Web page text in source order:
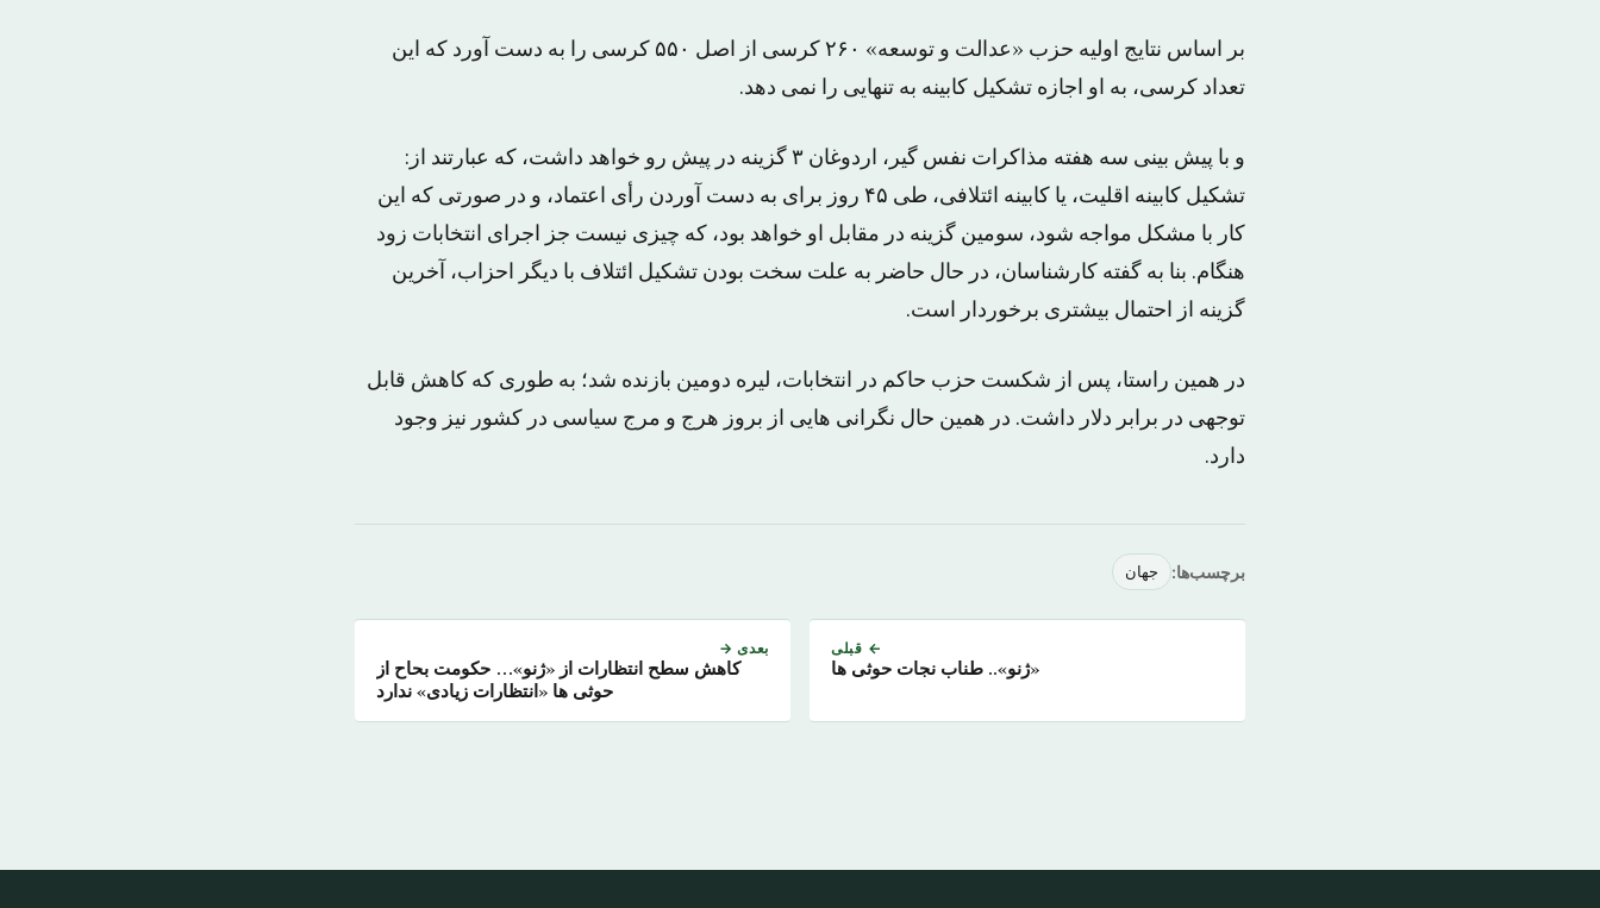
بر اساس نتایج اولیه حزب «عدالت و توسعه» ۲۶۰ کرسی از اصل ۵۵۰ کرسی را به دست آورد که این
تعداد کرسی، به او اجازه تشکیل کابینه به تنهایی را نمی دهد.
و با پیش بینی سه هفته مذاکرات نفس گیر، اردوغان ۳ گزینه در پیش رو خواهد داشت، که عبارتند از:
تشکیل کابینه اقلیت، یا کابینه ائتلافی، طی ۴۵ روز برای به دست آوردن رأی اعتماد، و در صورتی که این
کار با مشکل مواجه شود، سومین گزینه در مقابل او خواهد بود، که چیزی نیست جز اجرای انتخابات زود
هنگام. بنا به گفته کارشناسان، در حال حاضر به علت سخت بودن تشکیل ائتلاف با دیگر احزاب، آخرین
گزینه از احتمال بیشتری برخوردار است.
در همین راستا، پس از شکست حزب حاکم در انتخابات، لیره دومین بازنده شد؛ به طوری که کاهش قابل
توجهی در برابر دلار داشت. در همین حال نگرانی هایی از بروز هرج و مرج سیاسی در کشور نیز وجود
دارد.
برچسب‌ها: جهان
← قبلی
«ژنو».. طناب نجات حوثی ها
بعدی →
کاهش سطح انتظارات از «ژنو»… حکومت بحاح از
حوثی ها «انتظارات زیادی» ندارد